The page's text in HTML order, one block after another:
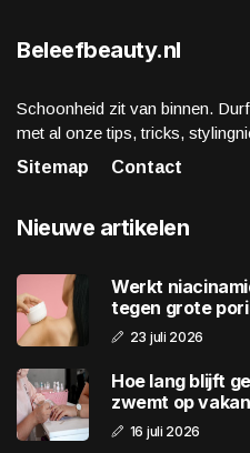
Beleefbeauty.nl
Schoonheid zit van binnen.
met al onze tips, tricks,
Sitemap
Contact
Nieuwe artikelen
Werkt
tegen grote
23 juli 2026
Hoe lang blijft
zwemt op
16 juli 2026